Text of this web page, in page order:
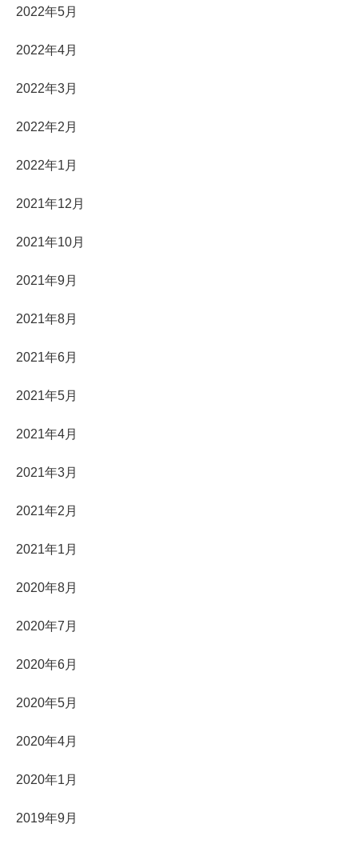
2022年5月
2022年4月
2022年3月
2022年2月
2022年1月
2021年12月
2021年10月
2021年9月
2021年8月
2021年6月
2021年5月
2021年4月
2021年3月
2021年2月
2021年1月
2020年8月
2020年7月
2020年6月
2020年5月
2020年4月
2020年1月
2019年9月